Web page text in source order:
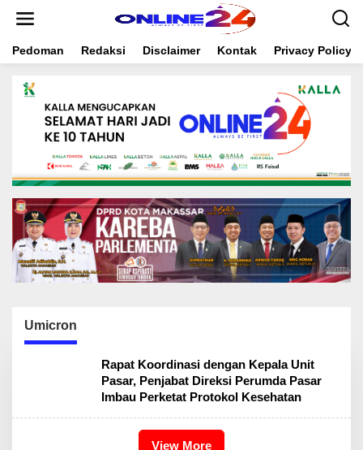
t
Pedoman Redaksi Disclaimer Kontak Privacy Policy
Umicron
Rapat Koordinasi dengan Kepala Unit
Pasar, Penjabat Direksi Perumda Pasar
Imbau Perketat Protokol Kesehatan
View More